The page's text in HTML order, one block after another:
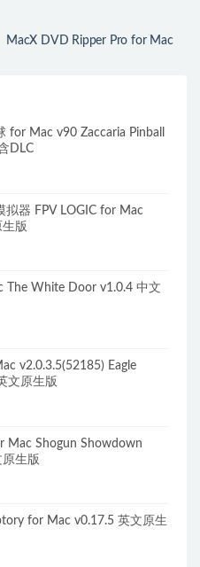
MacX DVD Ripper Pro for Mac
for Mac v90 Zaccaria Pinball
DLC
拟器 FPV LOGIC for Mac
版
The White Door v1.0.4 中文
v2.0.3.5(52185) Eagle
文原生版
Mac Shogun Showdown
生版
for Mac v0.17.5 英文原生